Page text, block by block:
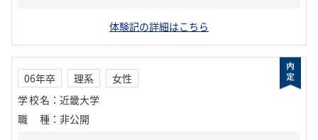
体験記の詳細はこちら
06年卒 理系
女性
学校名 ： 近畿大学
職種 ： 非公開